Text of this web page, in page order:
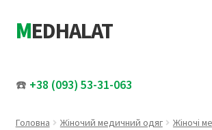
Перейти
до
Перейти
до MEDHALAT
☎️ +38 (093) 53-31-063
Головна Жіночий медичний одяг
Жіночі